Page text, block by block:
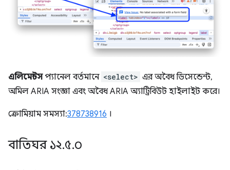
এলিমেন্টসপ্যানেল বর্তমানে <select> এর অবৈধ ডিসেন্ডেন্ট,
অমিল ARIA সংজ্ঞা এবং অবৈধ ARIA অ্যাট্রিবিউট হাইলাইট করে।
ক্রোমিয়াম সমস্যা:378738916 ।
বাতিঘর ১২.৫.০